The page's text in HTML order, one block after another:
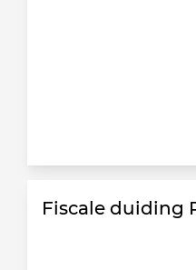
Fiscale duiding